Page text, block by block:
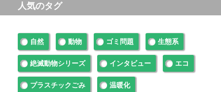
人気のタグ
自然 動物 ゴミ問題 生態系
絶滅動物シリーズ インタビュー エコ
プラスチックごみ 温暖化